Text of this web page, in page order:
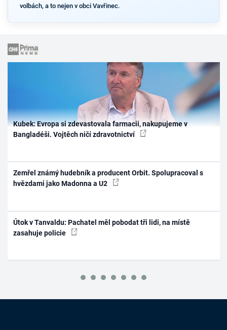
volbách, a to nejen v obci Vavřinec.
Kubek: Evropa si zdevastovala farmacii, nakupujeme v
Bangladéši. Vojtěch ničí zdravotnictví
Zemřel známý hudebník a producent Orbit. Spolupracoval s
hvězdami jako Madonna a U2
Útok v Tanvaldu: Pachatel měl pobodat tři lidi, na místě
zasahuje policie